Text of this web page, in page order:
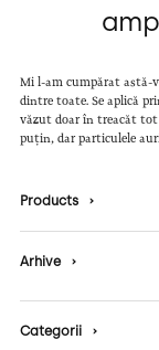
Mi l-am cumpărat astă-
dintre toate. Se aplică
văzut doar în treacăt tot
puțin, dar particulele
Products ›
Arhive ›
Categorii ›